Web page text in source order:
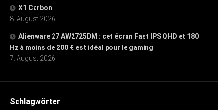
X1 Carbon
8. August 2026
Alienware 27 AW2725DM : cet écran Fast IPS QHD et 180
Hz à moins de 200 € est idéal pour le gaming
7. August 2026
Schlagwörter